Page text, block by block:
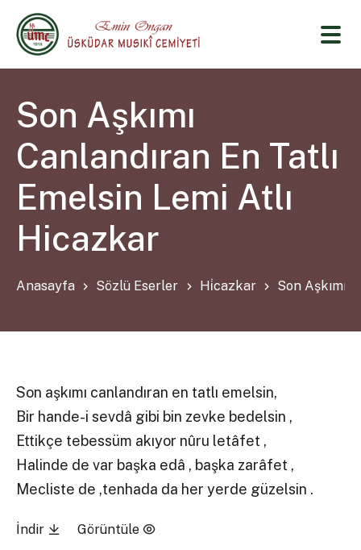
Son Aşkımı
Canlandıran En Tatlı
Emelsin Lemi Atlı
Hicazkar
Anasayfa Sözlü Eserler Hi̇cazkar Son Aşkımı
Son aşkımı canlandıran en tatlı emelsin,
Bir hande-i sevdâ gibi bin zevke bedelsin ,
Ettikçe tebessüm akıyor nûru letâfet ,
Halinde de var başka edâ , başka zarâfet ,
Mecliste de ,tenhada da her yerde güzelsin .
İndir Görüntüle